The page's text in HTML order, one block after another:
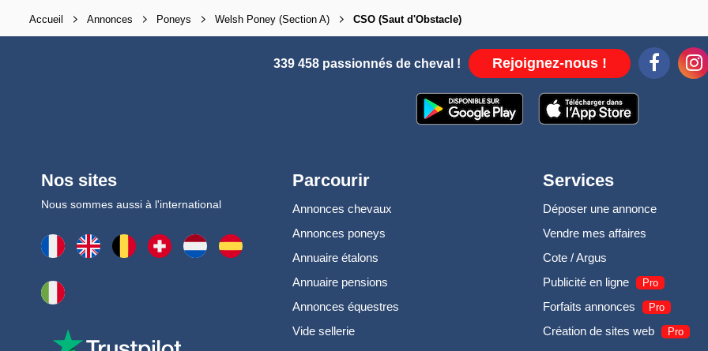
Accueil Annonces Poneys Welsh Poney (Section A) CSO (Saut d'Obstacle)
339 458 passionnés de cheval ! Rejoignez-nous !
Nos sites
Nous sommes aussi à l'international
Parcourir
Annonces chevaux
Annonces poneys
Annuaire étalons
Annuaire pensions
Annonces équestres
Vide sellerie
Services
Déposer une annonce
Vendre mes affaires
Cote / Argus
Publicité en ligne
Pro
Forfaits annonces Pro
Création de sites web Pro